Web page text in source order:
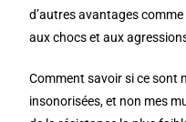
d’autres avantages
aux chocs et aux
Comment savoir si ce sont
insonorisées, et non mes